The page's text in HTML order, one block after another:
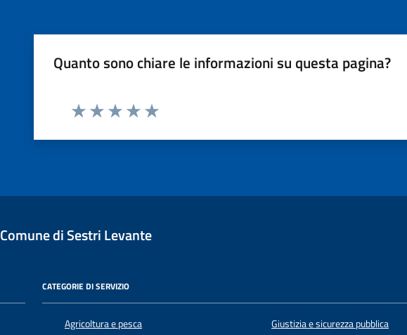
Quanto sono chiare le informazioni su questa pagina?
Comune di Sestri Levante
CATEGORIE DI SERVIZIO
Agricoltura e pesca
Giustizia e sicurezza pubblica